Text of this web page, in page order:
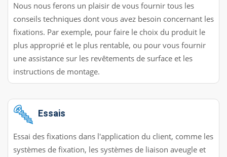
Nous nous ferons un plaisir de vous fournir tous les
conseils techniques dont vous avez besoin concernant les
fixations. Par exemple, pour faire le choix du produit le
plus approprié et le plus rentable, ou pour vous fournir
une assistance sur les revêtements de surface et les
instructions de montage.
Essais
Essai des fixations dans l'application du client, comme les
systèmes de fixation, les systèmes de liaison aveugle et